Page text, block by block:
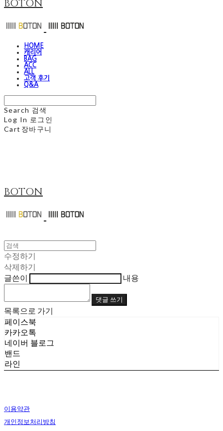
BOTON
HOME
캐리어
BAG
ACC
ALL
고객 후기
Q&A
Search 검색
Log In 로그인
Cart 장바구니
BOTON
수정하기
삭제하기
글쓴이
내용
댓글 쓰기
목록으로 가기
페이스북
카카오톡
네이버 블로그
밴드
라인
이용약관
개인정보처리방침